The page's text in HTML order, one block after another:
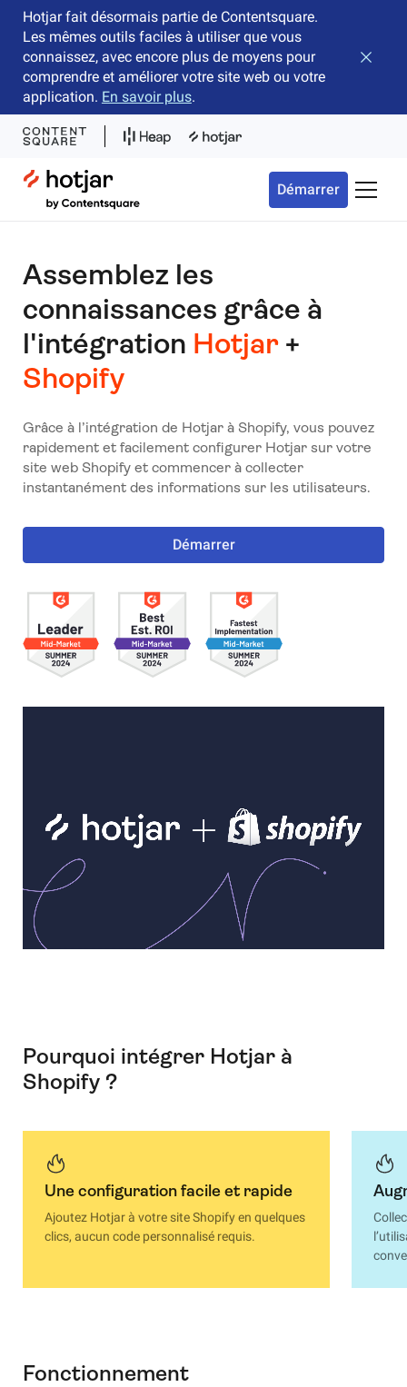
Hotjar fait désormais partie de Contentsquare.
Les mêmes outils faciles à utiliser que vous
connaissez, avec encore plus de moyens pour
comprendre et améliorer votre site web ou votre
application. En savoir plus.
Hotjar Logo
Démarrer
Assemblez les
connaissances grâce à
l'intégration Hotjar+
Shopify
Grâce à l’intégration de Hotjar à Shopify, vous pouvez
rapidement et facilement configurer Hotjar sur votre
site web Shopify et commencer à collecter
instantanément des informations sur les utilisateurs.
Démarrer
Pourquoi intégrer Hotjar à
Shopify ?
Une configuration facile et rapide
Ajoutez Hotjar à votre site Shopify en quelques
clics, aucun code personnalisé requis.
Fonctionnement